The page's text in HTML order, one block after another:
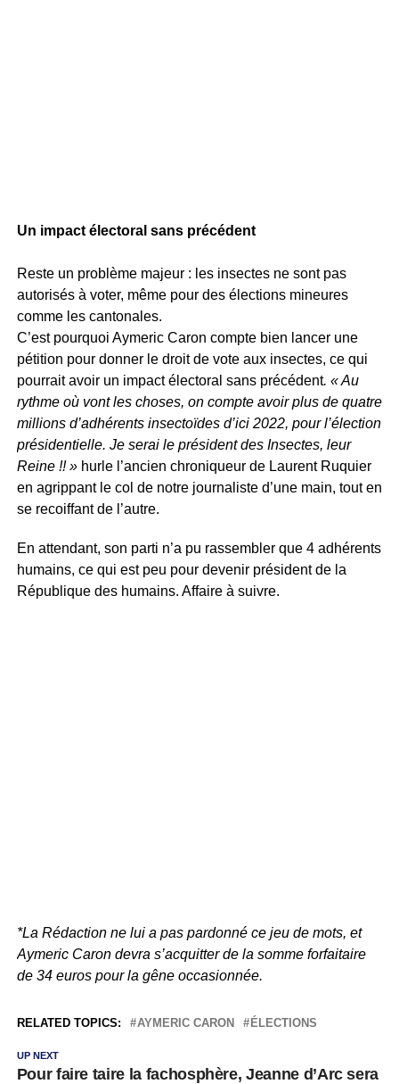
Un impact électoral sans précédent
Reste un problème majeur : les insectes ne sont pas
autorisés à voter, même pour des élections mineures
comme les cantonales.
C’est pourquoi Aymeric Caron compte bien lancer une
pétition pour donner le droit de vote aux insectes, ce qui
pourrait avoir un impact électoral sans précédent. « Au
rythme où vont les choses, on compte avoir plus de quatre
millions d’adhérents insectoïdes d’ici 2022, pour l’élection
présidentielle. Je serai le président des Insectes, leur
Reine !! »hurle l’ancien chroniqueur de Laurent Ruquier
en agrippant le col de notre journaliste d’une main, tout en
se recoiffant de l’autre.
En attendant, son parti n’a pu rassembler que 4 adhérents
humains, ce qui est peu pour devenir président de la
République des humains. Affaire à suivre.
*La Rédaction ne lui a pas pardonné ce jeu de mots, et
Aymeric Caron devra s’acquitter de la somme forfaitaire
de 34 euros pour la gêne occasionnée.
RELATED TOPICS: AYMERIC CARON ÉLECTIONS
UP NEXT
Pour faire taire la fachosphère, Jeanne d’Arc sera